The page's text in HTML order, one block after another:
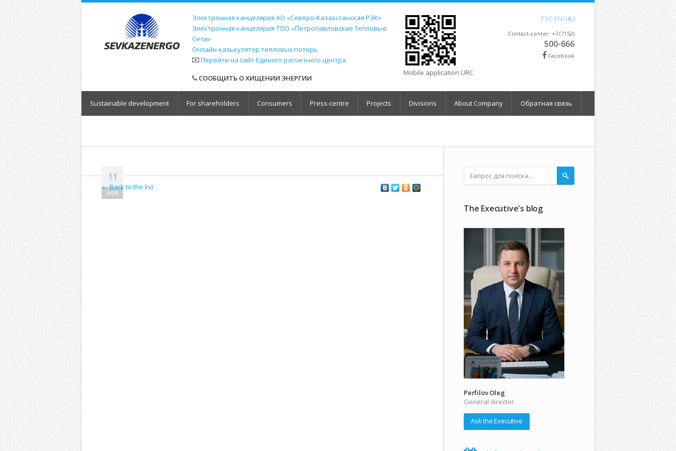
Электронная канцелярия АО «Северо-Казахстанская РЭК»
Электронная канцелярия ТОО «Петропавловские Тепловые
Сети»
Онлайн-калькулятор тепловых потерь
Перейти на сайт Единого расчетного центра
СООБЩИТЬ О ХИЩЕНИИ ЭНЕРГИИ
Mobile application URC
РУС ENGҚАЗ
Contact-center: +7 (7152)
500-666
Facebook
Sustainable development For shareholders Consumers Press-centre Projects Divisions About Company Обратная связь
11
ноя
← Back to the list
The Executive's blog
Perfilov Oleg
General director
Ask the Executive